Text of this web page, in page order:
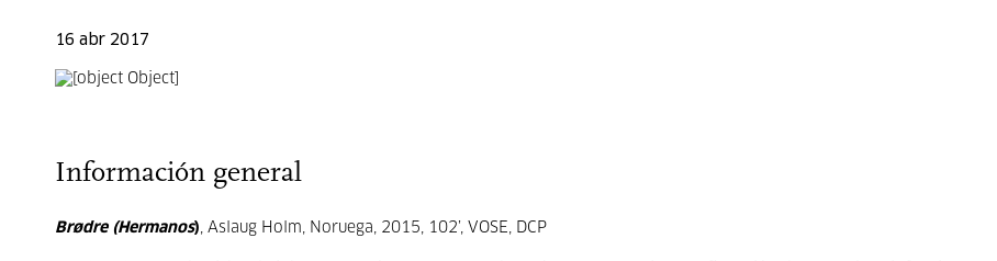
16 abr 2017
Información general
Brødre (Hermanos), Aslaug Holm, Noruega, 2015, 102’, VOSE, DCP